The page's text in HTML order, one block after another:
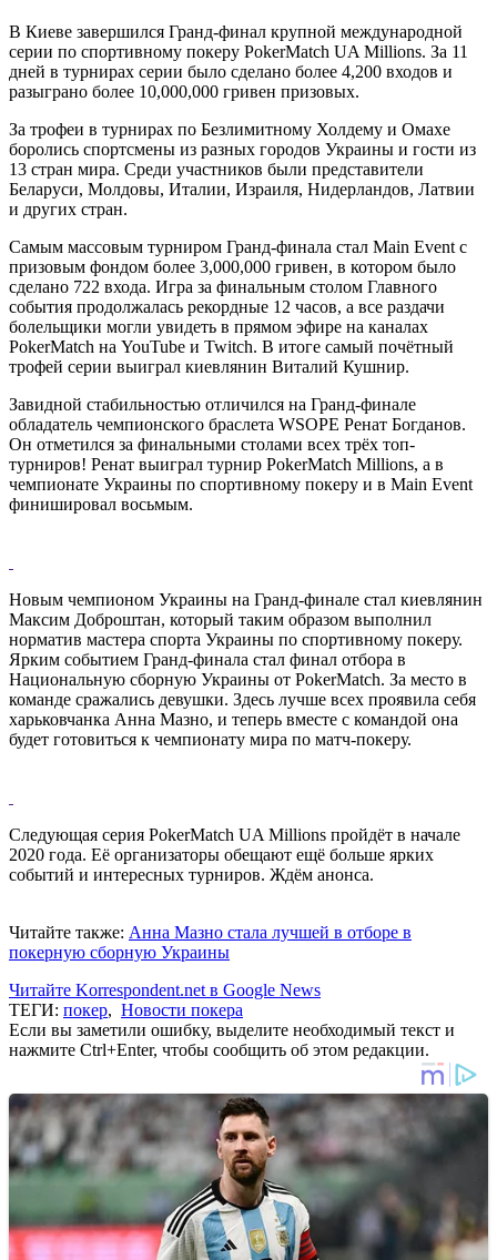
В Киеве завершился Гранд-финал крупной международной
серии по спортивному покеру PokerMatch UA Millions. За 11
дней в турнирах серии было сделано более 4,200 входов и
разыграно более 10,000,000 гривен призовых.
За трофеи в турнирах по Безлимитному Холдему и Омахе
боролись спортсмены из разных городов Украины и гости из
13 стран мира. Среди участников были представители
Беларуси, Молдовы, Италии, Израиля, Нидерландов, Латвии
и других стран.
Самым массовым турниром Гранд-финала стал Main Event с
призовым фондом более 3,000,000 гривен, в котором было
сделано 722 входа. Игра за финальным столом Главного
события продолжалась рекордные 12 часов, а все раздачи
болельщики могли увидеть в прямом эфире на каналах
PokerMatch на YouTube и Twitch. В итоге самый почётный
трофей серии выиграл киевлянин Виталий Кушнир.
Завидной стабильностью отличился на Гранд-финале
обладатель чемпионского браслета WSOPE Ренат Богданов.
Он отметился за финальными столами всех трёх топ-
турниров! Ренат выиграл турнир PokerMatch Millions, а в
чемпионате Украины по спортивному покеру и в Main Event
финишировал восьмым.
Новым чемпионом Украины на Гранд-финале стал киевлянин
Максим Доброштан, который таким образом выполнил
норматив мастера спорта Украины по спортивному покеру.
Ярким событием Гранд-финала стал финал отбора в
Национальную сборную Украины от PokerMatch. За место в
команде сражались девушки. Здесь лучше всех проявила себя
харьковчанка Анна Мазно, и теперь вместе с командой она
будет готовиться к чемпионату мира по матч-покеру.
Следующая серия PokerMatch UA Millions пройдёт в начале
2020 года. Её организаторы обещают ещё больше ярких
событий и интересных турниров. Ждём анонса.
Читайте также: Анна Мазно стала лучшей в отборе в
покерную сборную Украины
Читайте Korrespondent.net в Google News
ТЕГИ: покер, Новости покера
Если вы заметили ошибку, выделите необходимый текст и
нажмите Ctrl+Enter, чтобы сообщить об этом редакции.